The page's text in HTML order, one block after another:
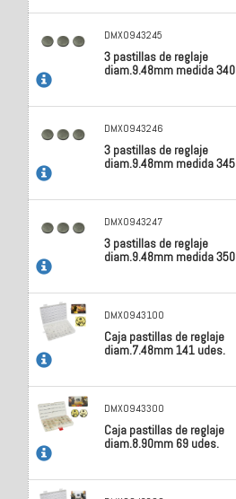
DMX0943245
3 pastillas de reglaje
diam.9.48mm medida 340
DMX0943246
3 pastillas de reglaje
diam.9.48mm medida 345
DMX0943247
3 pastillas de reglaje
diam.9.48mm medida 350
DMX0943100
Caja pastillas de reglaje
diam.7.48mm 141 udes.
DMX0943300
Caja pastillas de reglaje
diam.8.90mm 69 udes.